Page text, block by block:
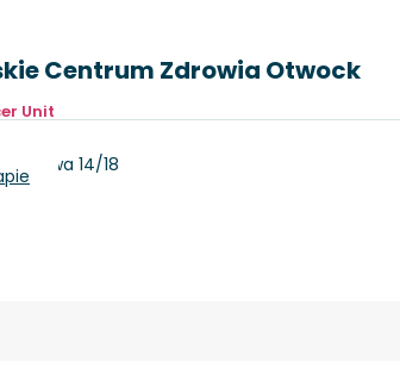
Centrum Zdrowia Otwock
Unit
Borowa 14/18